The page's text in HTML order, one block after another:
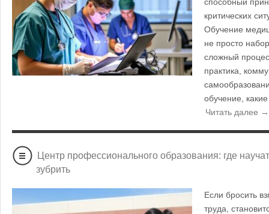
критических
Обучение
не просто
сложный
практика,
обучение,
Читать далее →
Центр профессионального образования: где
зубрить
Если бросить
труда,